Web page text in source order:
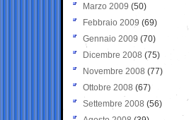
Marzo 2009 (50)
Febbraio 2009 (69)
Gennaio 2009 (70)
Dicembre 2008 (75)
Novembre 2008 (77)
Ottobre 2008 (67)
Settembre 2008 (56)